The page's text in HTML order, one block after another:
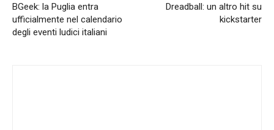
BGeek: la Puglia entra
ufficialmente nel calendario
degli eventi ludici italiani
Dreadball: un altro hit su
kickstarter